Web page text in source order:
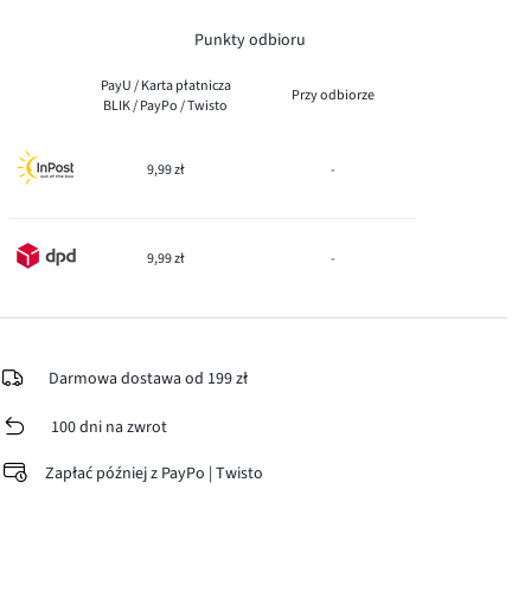
Punkty odbioru
PayU / Karta płatnicza
BLIK / PayPo / Twisto
Przy odbiorze
9,99 zł -
9,99 zł -
Darmowa dostawa od 199 zł
100 dni na zwrot
Zapłać później z PayPo | Twisto